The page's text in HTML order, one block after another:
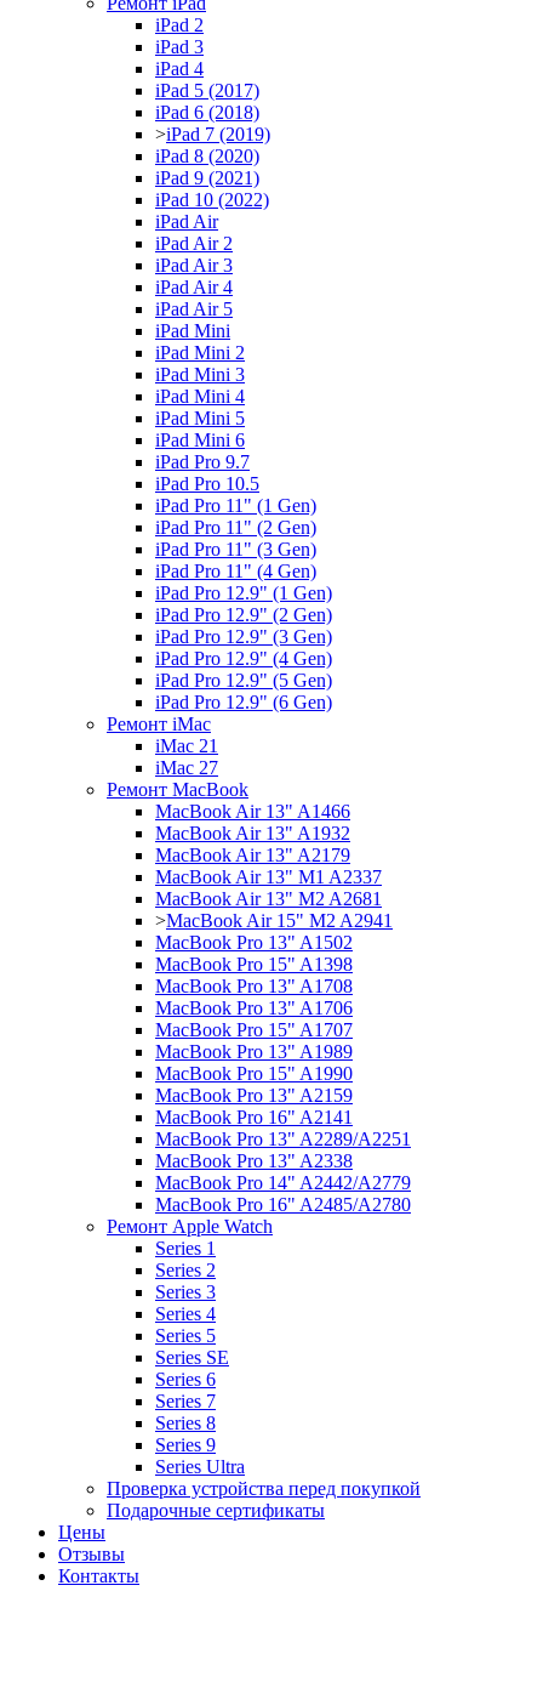
iPad 2
iPad 3
iPad 4
iPad 5 (2017)
iPad 6 (2018)
>iPad 7 (2019)
iPad 8 (2020)
iPad 9 (2021)
iPad 10 (2022)
iPad Air
iPad Air 2
iPad Air 3
iPad Air 4
iPad Air 5
iPad Mini
iPad Mini 2
iPad Mini 3
iPad Mini 4
iPad Mini 5
iPad Mini 6
iPad Pro 9.7
iPad Pro 10.5
iPad Pro 11" (1 Gen)
iPad Pro 11" (2 Gen)
iPad Pro 11" (3 Gen)
iPad Pro 11" (4 Gen)
iPad Pro 12.9" (1 Gen)
iPad Pro 12.9" (2 Gen)
iPad Pro 12.9" (3 Gen)
iPad Pro 12.9" (4 Gen)
iPad Pro 12.9" (5 Gen)
iPad Pro 12.9" (6 Gen)
Ремонт iMac
iMac 21
iMac 27
Ремонт MacBook
MacBook Air 13" A1466
MacBook Air 13" A1932
MacBook Air 13" A2179
MacBook Air 13" M1 A2337
MacBook Air 13" M2 A2681
>MacBook Air 15" M2 A2941
MacBook Pro 13" A1502
MacBook Pro 15" A1398
MacBook Pro 13" A1708
MacBook Pro 13" A1706
MacBook Pro 15" A1707
MacBook Pro 13" A1989
MacBook Pro 15" A1990
MacBook Pro 13" A2159
MacBook Pro 16" A2141
MacBook Pro 13" A2289/A2251
MacBook Pro 13" A2338
MacBook Pro 14" A2442/A2779
MacBook Pro 16" A2485/A2780
Ремонт Apple Watch
Series 1
Series 2
Series 3
Series 4
Series 5
Series SE
Series 6
Series 7
Series 8
Series 9
Series Ultra
Проверка устройства перед покупкой
Подарочные сертификаты
Цены
Отзывы
Контакты